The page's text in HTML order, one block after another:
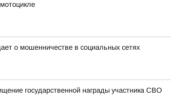
о мошенничестве в социальных сетях
государственной награды участника СВО